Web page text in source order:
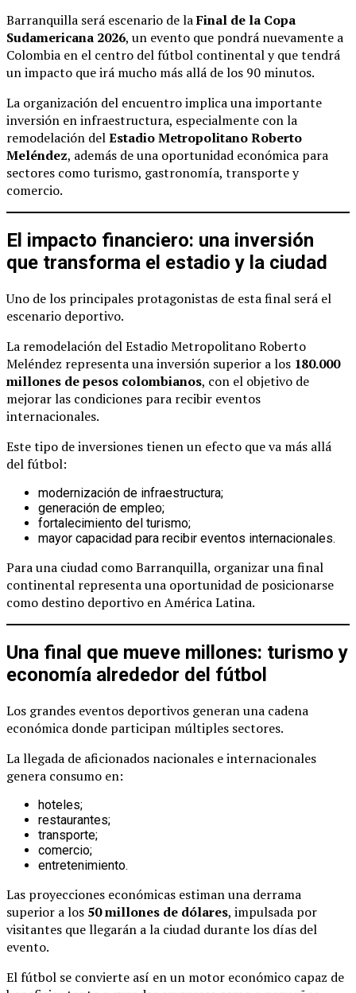
Barranquilla será escenario de laFinal de la Copa
Sudamericana 2026, un evento que pondrá nuevamente a
Colombia en el centro del fútbol continental y que tendrá
un impacto que irá mucho más allá de los 90 minutos.
La organización del encuentro implica una importante
inversión en infraestructura, especialmente con la
remodelación delEstadio Metropolitano Roberto
Meléndez, además de una oportunidad económica para
sectores como turismo, gastronomía, transporte y
comercio.
El impacto financiero: una inversión
que transforma el estadio y la ciudad
Uno de los principales protagonistas de esta final será el
escenario deportivo.
La remodelación del Estadio Metropolitano Roberto
Meléndez representa una inversión superior a los 180.000
millones de pesos colombianos, con el objetivo de
mejorar las condiciones para recibir eventos
internacionales.
Este tipo de inversiones tienen un efecto que va más allá
del fútbol:
modernización de infraestructura;
generación de empleo;
fortalecimiento del turismo;
mayor capacidad para recibir eventos internacionales.
Para una ciudad como Barranquilla, organizar una final
continental representa una oportunidad de posicionarse
como destino deportivo en América Latina.
Una final que mueve millones: turismo y
economía alrededor del fútbol
Los grandes eventos deportivos generan una cadena
económica donde participan múltiples sectores.
La llegada de aficionados nacionales e internacionales
genera consumo en:
hoteles;
restaurantes;
transporte;
comercio;
entretenimiento.
Las proyecciones económicas estiman una derrama
superior a los 50 millones de dólares, impulsada por
visitantes que llegarán a la ciudad durante los días del
evento.
El fútbol se convierte así en un motor económico capaz de